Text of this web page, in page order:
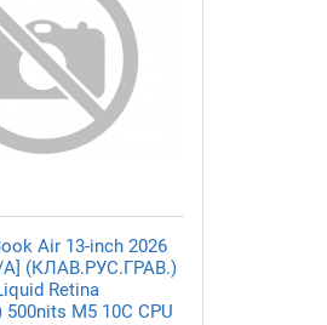
Air 13-inch 2026
A] (КЛАВ.РУС.ГРАВ.)
Retina
500nits M5 10C CPU